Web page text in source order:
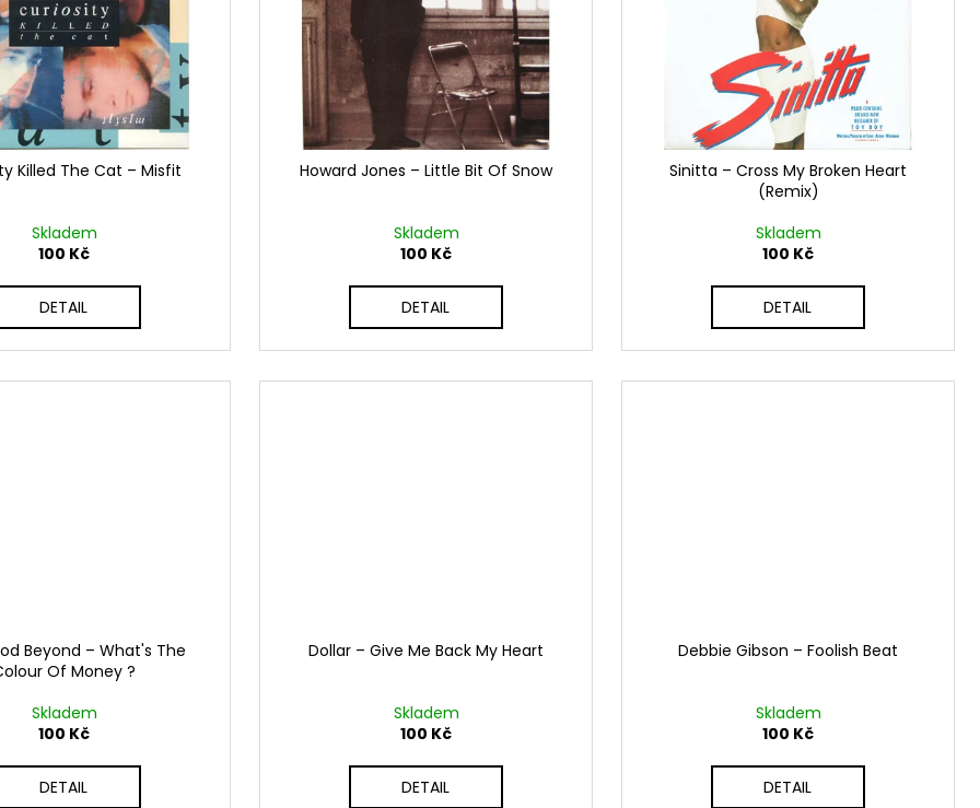
Killed The Cat ‎– Misfit
Skladem
100 Kč
DETAIL
Howard Jones ‎– Little Bit Of Snow
Skladem
100 Kč
DETAIL
Sinitta ‎– Cross My Broken Heart
(Remix)
Skladem
100 Kč
DETAIL
Beyond ‎– What's The
Of Money ?
Skladem
100 Kč
DETAIL
Dollar ‎– Give Me Back My Heart
Skladem
100 Kč
DETAIL
Debbie Gibson ‎– Foolish Beat
Skladem
100 Kč
DETAIL